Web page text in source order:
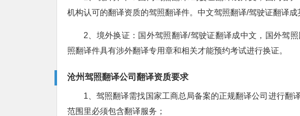
机构认可的翻译资质的驾照翻译件。中文驾照翻译/驾驶证翻译成
2、境外换证：国外驾照翻译/驾驶证翻译成中文，国外驾
照翻译件具有涉外翻译专用章和相关才能预约考试进行换证。
沧州驾照翻译公司翻译资质要求
1、驾照翻译需找国家工商总局备案的正规翻译公司进行翻
范围里必须包含翻译服务；